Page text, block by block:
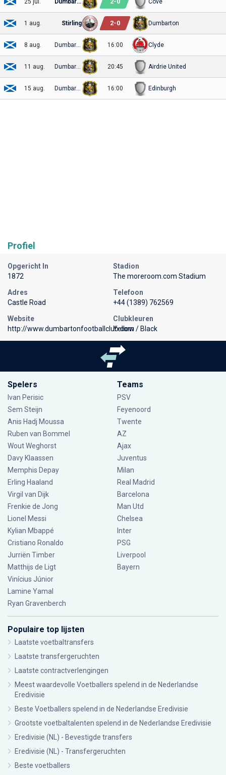
25 jul. Dumbarton Cove
1 aug. Stirling 2-0 Dumbarton
8 aug. Dumbarton 16:00 Clyde
11 aug. Dumbarton 20:45 Airdrie United
15 aug. Dumbarton 16:00 Edinburgh
Profiel
Opgericht In
1872
Stadion
The moreroom.com Stadium
Adres
Castle Road
Telefoon
+44 (1389) 762569
Website
http://www.dumbartonfootballclub.com
Clubkleuren
Yellow / Black
Spelers
Ivan Perisic
Sem Steijn
Anis Hadj Moussa
Ruben van Bommel
Wout Weghorst
Davy Klaassen
Memphis Depay
Erling Haaland
Virgil van Dijk
Frenkie de Jong
Lionel Messi
Kylian Mbappé
Cristiano Ronaldo
Jurriën Timber
Matthijs de Ligt
Vinícius Júnior
Lamine Yamal
Ryan Gravenberch
Teams
PSV
Feyenoord
Twente
AZ
Ajax
Juventus
Milan
Real Madrid
Barcelona
Man Utd
Chelsea
Inter
PSG
Liverpool
Bayern
Populaire top lijsten
Laatste voetbaltransfers
Laatste transfergeruchten
Laatste contractverlengingen
Meest waardevolle Voetballers spelend in de Nederlandse
Eredivisie
Beste Voetballers spelend in de Nederlandse Eredivisie
Grootste voetbaltalenten spelend in de Nederlandse Eredivisie
Eredivisie (NL) - Bevestigde transfers
Eredivisie (NL) - Transfergeruchten
Beste voetballers